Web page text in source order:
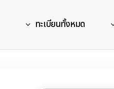
ทะเบียนทั้งหมด